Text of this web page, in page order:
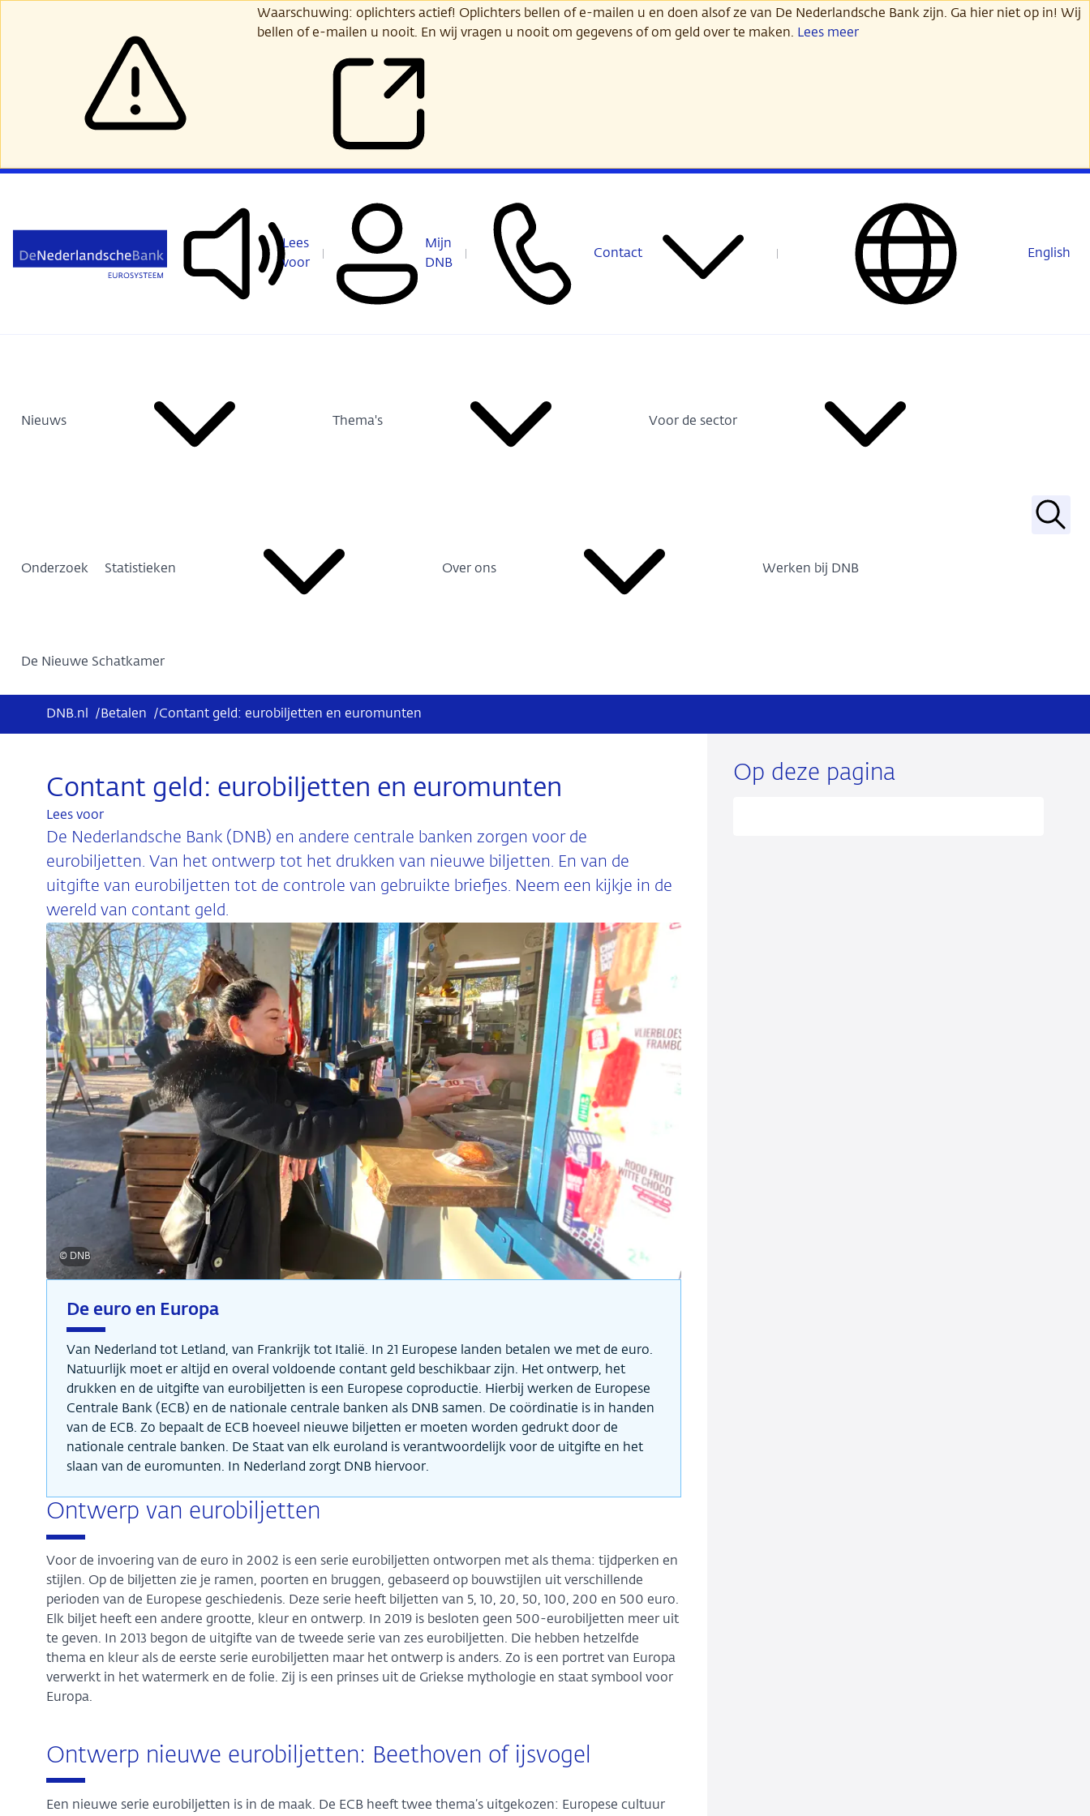
Waarschuwing: oplichters actief! Oplichters bellen of e-mailen u en doen alsof ze van De Nederlandsche Bank zijn. Ga hier niet op in! Wij
bellen of e-mailen u nooit. En wij vragen u nooit om gegevens of om geld over te maken. Lees meer
Lees
voor
Mijn
DNB
Contact English
Nieuws Thema's Voor de sector
Onderzoek Statistieken Over ons Werken bij DNB
De Nieuwe Schatkamer
Zoek
DNB.nl / Betalen /Contant geld: eurobiljetten en euromunten
Op deze pagina
Contant geld: eurobiljetten en euromunten
Lees voor
De Nederlandsche Bank (DNB) en andere centrale banken zorgen voor de
eurobiljetten. Van het ontwerp tot het drukken van nieuwe biljetten. En van de
uitgifte van eurobiljetten tot de controle van gebruikte briefjes. Neem een kijkje in de
wereld van contant geld.
© DNB
De euro en Europa
Van Nederland tot Letland, van Frankrijk tot Italië. In 21 Europese landen betalen we met de euro.
Natuurlijk moet er altijd en overal voldoende contant geld beschikbaar zijn. Het ontwerp, het
drukken en de uitgifte van eurobiljetten is een Europese coproductie. Hierbij werken de Europese
Centrale Bank (ECB) en de nationale centrale banken als DNB samen. De coördinatie is in handen
van de ECB. Zo bepaalt de ECB hoeveel nieuwe biljetten er moeten worden gedrukt door de
nationale centrale banken. De Staat van elk euroland is verantwoordelijk voor de uitgifte en het
slaan van de euromunten. In Nederland zorgt DNB hiervoor.
Ontwerp van eurobiljetten
Voor de invoering van de euro in 2002 is een serie eurobiljetten ontworpen met als thema: tijdperken en
stijlen. Op de biljetten zie je ramen, poorten en bruggen, gebaseerd op bouwstijlen uit verschillende
perioden van de Europese geschiedenis. Deze serie heeft biljetten van 5, 10, 20, 50, 100, 200 en 500 euro.
Elk biljet heeft een andere grootte, kleur en ontwerp. In 2019 is besloten geen 500-eurobiljetten meer uit
te geven. In 2013 begon de uitgifte van de tweede serie van zes eurobiljetten. Die hebben hetzelfde
thema en kleur als de eerste serie eurobiljetten maar het ontwerp is anders. Zo is een portret van Europa
verwerkt in het watermerk en de folie. Zij is een prinses uit de Griekse mythologie en staat symbool voor
Europa.
Ontwerp nieuwe eurobiljetten: Beethoven of ijsvogel
Een nieuwe serie eurobiljetten is in de maak. De ECB heeft twee thema’s uitgekozen: Europese cultuur